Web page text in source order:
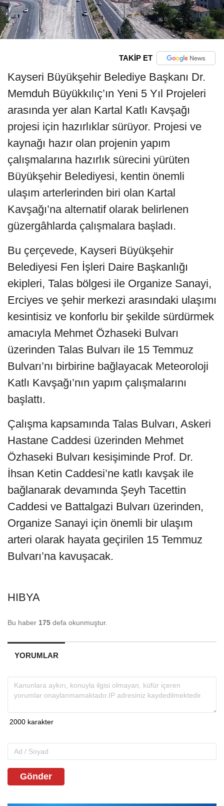
TAKİP ET
Kayseri Büyükşehir Belediye Başkanı Dr.
Memduh Büyükkılıç’ın Yeni 5 Yıl Projeleri
arasında yer alan Kartal Katlı Kavşağı
projesi için hazırlıklar sürüyor. Projesi ve
kaynağı hazır olan projenin yapım
çalışmalarına hazırlık sürecini yürüten
Büyükşehir Belediyesi, kentin önemli
ulaşım arterlerinden biri olan Kartal
Kavşağı’na alternatif olarak belirlenen
güzergâhlarda çalışmalara başladı.
Bu çerçevede, Kayseri Büyükşehir
Belediyesi Fen İşleri Daire Başkanlığı
ekipleri, Talas bölgesi ile Organize Sanayi,
Erciyes ve şehir merkezi arasındaki ulaşımı
kesintisiz ve konforlu bir şekilde sürdürmek
amacıyla Mehmet Özhaseki Bulvarı
üzerinden Talas Bulvarı ile 15 Temmuz
Bulvarı’nı birbirine bağlayacak Meteoroloji
Katlı Kavşağı’nın yapım çalışmalarını
başlattı.
Çalışma kapsamında Talas Bulvarı, Askeri
Hastane Caddesi üzerinden Mehmet
Özhaseki Bulvarı kesişiminde Prof. Dr.
İhsan Ketin Caddesi’ne katlı kavşak ile
bağlanarak devamında Şeyh Tacettin
Caddesi ve Battalgazi Bulvarı üzerinden,
Organize Sanayi için önemli bir ulaşım
arteri olarak hayata geçirilen 15 Temmuz
Bulvarı’na kavuşacak.
HIBYA
Bu haber 175 defa okunmuştur.
YORUMLAR
Gönder